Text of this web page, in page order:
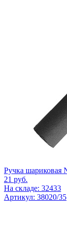
Ручка шариковая
21 руб.
На складе: 32433
Артикул: 38020/35